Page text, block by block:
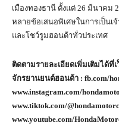
เมืองทองธานี ตั้งแต่ 26 มีนาคม
หลายข้อเสนอพิเศษในการเป็น
และโชว์รูมฮอนด้าทั่วประเทศ
ติดตามรายละเอียดเพิ่มเติมได้ที่
จักรยานยนต์ฮอนด้า : fb.com/
www.instagram.com/
www.tiktok.com/
www.youtube.com/